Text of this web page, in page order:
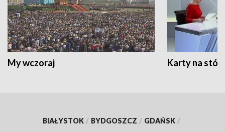
My wczoraj Karty na
BIAŁYSTOK / BYDGOSZCZ / GDAŃSK /